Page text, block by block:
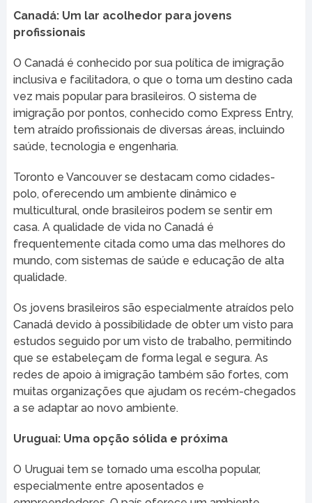
Canadá: Um lar acolhedor para jovens
profissionais
O Canadá é conhecido por sua política de imigração
inclusiva e facilitadora, o que o torna um destino cada
vez mais popular para brasileiros. O sistema de
imigração por pontos, conhecido como Express Entry,
tem atraído profissionais de diversas áreas, incluindo
saúde, tecnologia e engenharia.
Toronto e Vancouver se destacam como cidades-
polo, oferecendo um ambiente dinâmico e
multicultural, onde brasileiros podem se sentir em
casa. A qualidade de vida no Canadá é
frequentemente citada como uma das melhores do
mundo, com sistemas de saúde e educação de alta
qualidade.
Os jovens brasileiros são especialmente atraídos pelo
Canadá devido à possibilidade de obter um visto para
estudos seguido por um visto de trabalho, permitindo
que se estabeleçam de forma legal e segura. As
redes de apoio à imigração também são fortes, com
muitas organizações que ajudam os recém-chegados
a se adaptar ao novo ambiente.
Uruguai: Uma opção sólida e próxima
O Uruguai tem se tornado uma escolha popular,
especialmente entre aposentados e